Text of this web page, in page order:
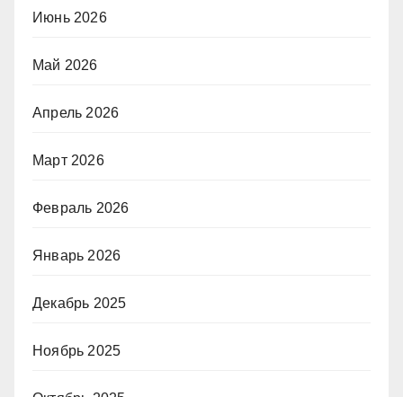
Июнь 2026
Май 2026
Апрель 2026
Март 2026
Февраль 2026
Январь 2026
Декабрь 2025
Ноябрь 2025